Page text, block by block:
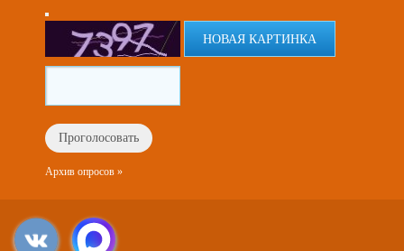
НОВАЯ КАРТИНКА
Архив опросов »